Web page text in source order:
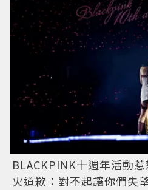
BLACKPINK十週年活動
火道歉：對不起讓你們失